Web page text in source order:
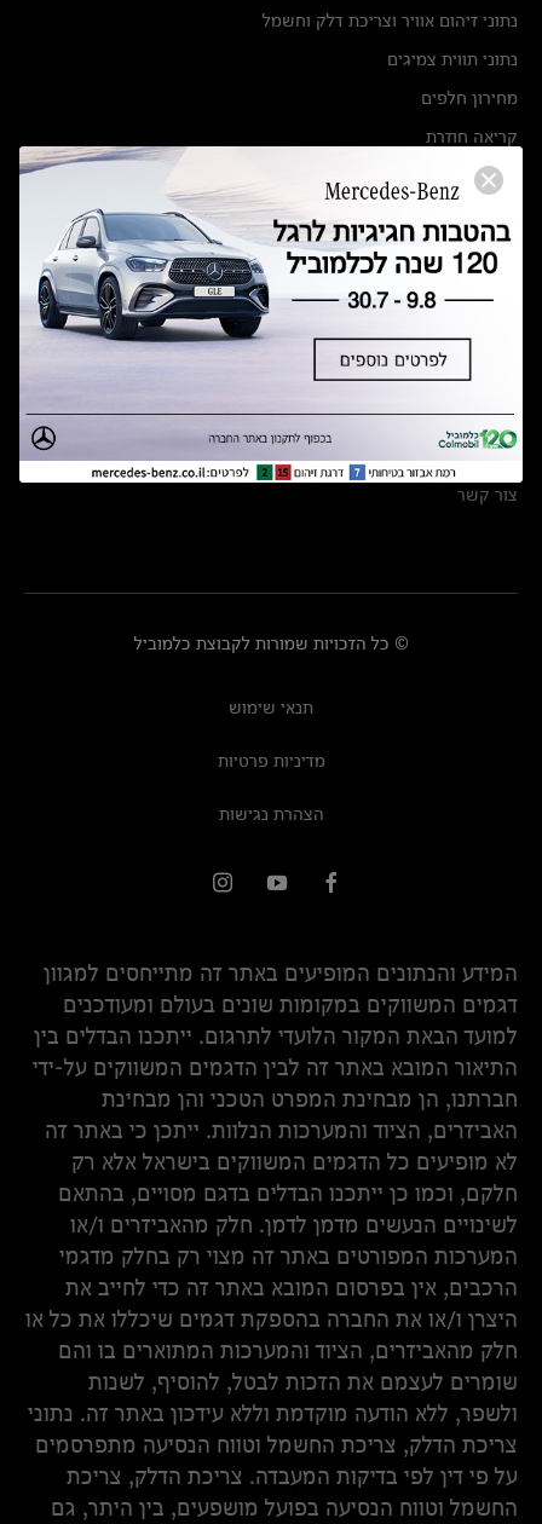
נתוני זיהום אוויר וצריכת דלק וחשמל
נתוני תווית צמיגים
מחירון חלפים
קריאה חוזרת
הודעה על הטבות לרכבי מרצדס בהסדר פשרה בתצ 56447-02-19
תקנון ימי מכירות 120 לכלמוביל
מצאו אותנו
אולמות תצוגה
מרכזי שירות
צור קשר
© כל הזכויות שמורות לקבוצת כלמוביל
תנאי שימוש
מדיניות פרטיות
הצהרת נגישות
המידע והנתונים המופיעים באתר זה מתייחסים למגוון
דגמים המשווקים במקומות שונים בעולם ומעודכנים
למועד הבאת המקור הלועדי לתרגום. ייתכנו הבדלים בין
התיאור המובא באתר זה לבין הדגמים המשווקים על-ידי
חברתנו, הן מבחינת המפרט הטכני והן מבחינת
האביזרים, הציוד והמערכות הנלוות. ייתכן כי באתר זה
לא מופיעים כל הדגמים המשווקים בישראל אלא רק
חלקם, וכמו כן ייתכנו הבדלים בדגם מסויים, בהתאם
לשינויים הנעשים מדמן לדמן. חלק מהאביזרים ו/או
המערכות המפורטים באתר זה מצוי רק בחלק מדגמי
הרכבים, אין בפרסום המובא באתר זה כדי לחייב את
היצרן ו/או את החברה בהספקת דגמים שיכללו את כל או
חלק מהאביזרים, הציוד והמערכות המתוארים בו והם
שומרים לעצמם את הזכות לבטל, להוסיף, לשנות
ולשפר, ללא הודעה מוקדמת וללא עידכון באתר זה. נתוני
צריכת הדלק, צריכת החשמל וטווח הנסיעה מתפרסמים
על פי דין לפי בדיקות המעבדה. צריכת הדלק, צריכת
החשמל וטווח הנסיעה בפועל מושפעים, בין היתר, גם